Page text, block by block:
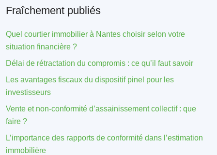
Fraîchement publiés
Quel courtier immobilier à Nantes choisir selon votre
situation financière ?
Délai de rétractation du compromis : ce qu’il faut savoir
Les avantages fiscaux du dispositif pinel pour les
investisseurs
Vente et non-conformité d’assainissement collectif : que
faire ?
L’importance des rapports de conformité dans l’estimation
immobilière